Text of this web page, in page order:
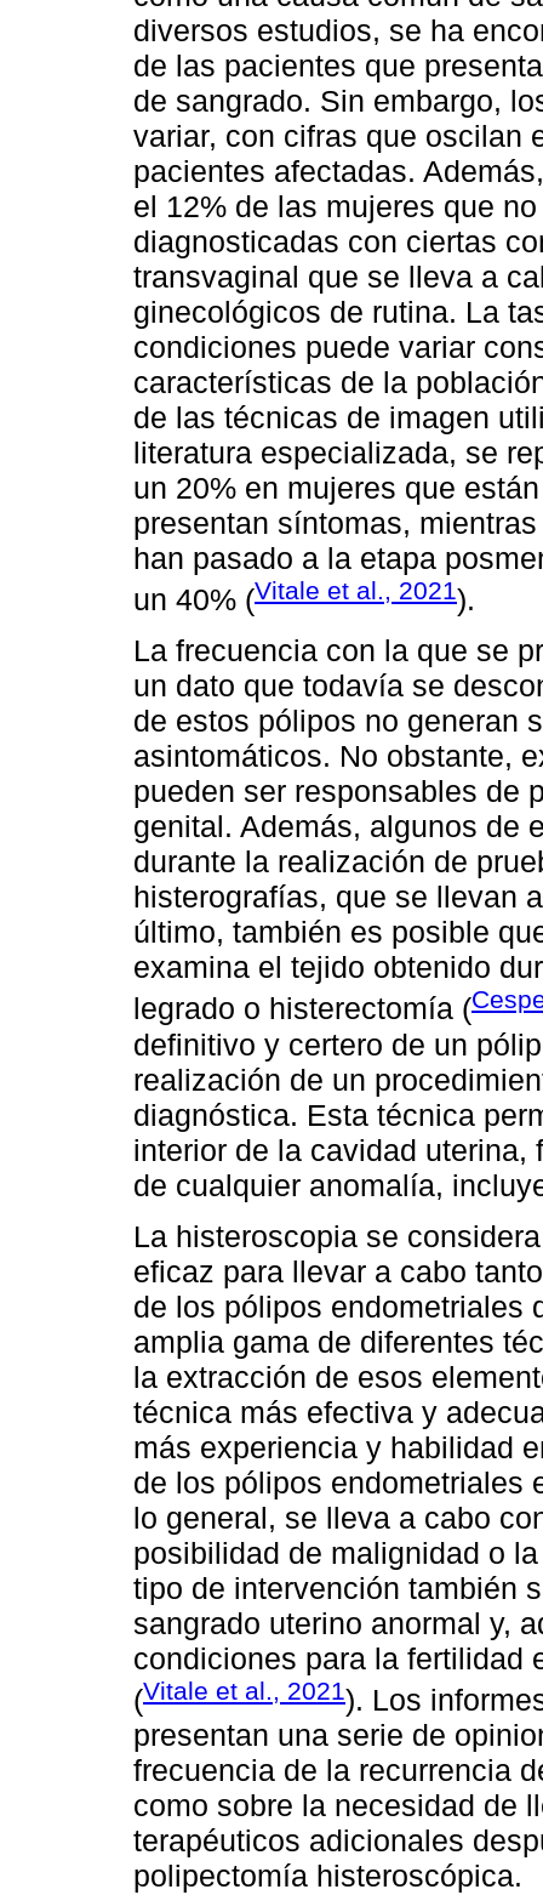
diversos estudios, se ha
de las pacientes que
de sangrado. Sin embargo,
variar, con cifras que oscilan
pacientes afectadas.
el 12% de las mujeres que
diagnosticadas con ciertas
transvaginal que se lleva a
ginecológicos de rutina. La
condiciones puede variar
características de la
de las técnicas de imagen
literatura especializada, se
un 20% en mujeres que
presentan síntomas,
han pasado a la etapa
un 40% (Vitale et al., 2021).
La frecuencia con la que se
un dato que todavía se
de estos pólipos no generan
asintomáticos. No obstante,
pueden ser responsables de
genital. Además, algunos de
durante la realización de
histerografías, que se llevan
último, también es posible
examina el tejido obtenido
legrado o histerectomía (
definitivo y certero de un
realización de un
diagnóstica. Esta técnica
interior de la cavidad
de cualquier anomalía,
La histeroscopia se
eficaz para llevar a cabo
de los pólipos endometriales
amplia gama de diferentes
la extracción de esos
técnica más efectiva y
más experiencia y habilidad
de los pólipos endometriales
lo general, se lleva a cabo
posibilidad de malignidad o
tipo de intervención también
sangrado uterino anormal y,
condiciones para la fertilidad
(Vitale et al., 2021). Los
presentan una serie de
frecuencia de la recurrencia
como sobre la necesidad de
terapéuticos adicionales
polipectomía histeroscópica.